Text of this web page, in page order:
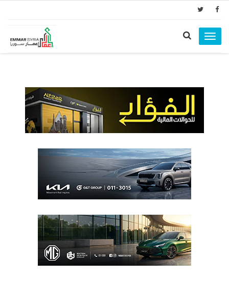
Toggle
navigation